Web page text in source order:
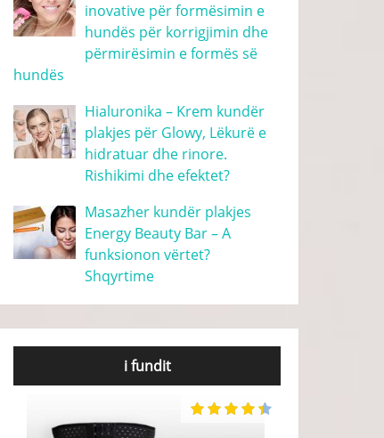
inovative për formësimin e
hundës për korrigjimin dhe
përmirësimin e formës së
hundës
Hialuronika – Krem kundër
plakjes për Glowy, Lëkurë e
hidratuar dhe rinore.
Rishikimi dhe efektet?
Masazher kundër plakjes
Energy Beauty Bar – A
funksionon vërtet?
Shqyrtime
i fundit